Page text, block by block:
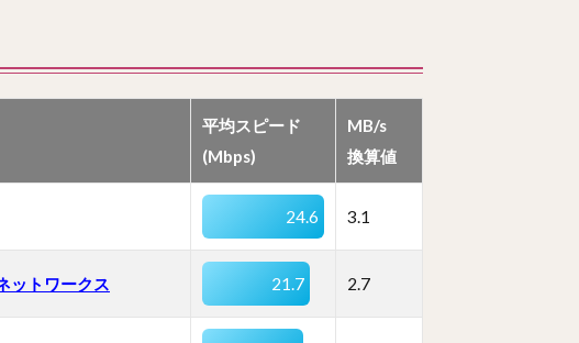
平均スピード
(Mbps)
MB/s
換算値
24.6 3.1
ットワークス 21.7 2.7